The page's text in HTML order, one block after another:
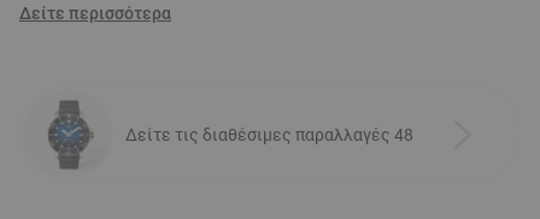
Δείτε περισσότερα
Δείτε τις διαθέσιμες παραλλαγές 48